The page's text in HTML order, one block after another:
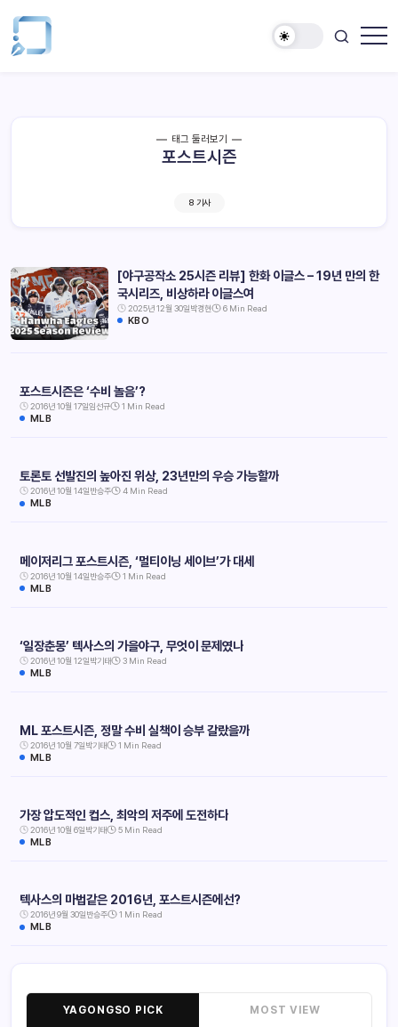
태그 둘러보기
포스트시즌
8 기사
[야구공작소 25시즌 리뷰] 한화 이글스 – 19년 만의 한
국시리즈, 비상하라 이글스여
2025년 12월 30일박경현 6 Min Read
KBO
포스트시즌은 ‘수비 놀음’?
2016년 10월 17일임선규 1 Min Read
MLB
토론토 선발진의 높아진 위상, 23년만의 우승 가능할까
2016년 10월 14일반승주 4 Min Read
MLB
메이저리그 포스트시즌, ‘멀티이닝 세이브’가 대세
2016년 10월 14일반승주 1 Min Read
MLB
‘일장춘몽’ 텍사스의 가을야구, 무엇이 문제였나
2016년 10월 12일박기태 3 Min Read
MLB
ML 포스트시즌, 정말 수비 실책이 승부 갈랐을까
2016년 10월 7일박기태 1 Min Read
MLB
가장 압도적인 컵스, 최악의 저주에 도전하다
2016년 10월 6일박기태 5 Min Read
MLB
텍사스의 마법같은 2016년, 포스트시즌에선?
2016년 9월 30일반승주 1 Min Read
MLB
YAGONGSO PICK MOST VIEW